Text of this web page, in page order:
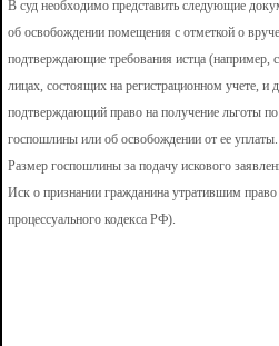
В суд необходимо представить следующие
об освобождении помещения с отметкой о
подтверждающие требования истца (например,
лицах, состоящих на регистрационном учете,
подтверждающий право на получение льготы
госпошлины или об освобождении от ее уплаты.
Размер госпошлины за подачу искового
Иск о признании гражданина утратившим
процессуального кодекса РФ).